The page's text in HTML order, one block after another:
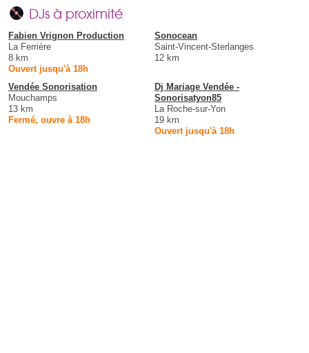
DJs à proximité
Fabien Vrignon Production
La Ferrière
8 km
Ouvert jusqu'à 18h
Sonocean
Saint-Vincent-Sterlanges
12 km
Vendée Sonorisation
Mouchamps
13 km
Fermé, ouvre à 18h
Dj Mariage Vendée -
Sonorisatyon85
La Roche-sur-Yon
19 km
Ouvert jusqu'à 18h